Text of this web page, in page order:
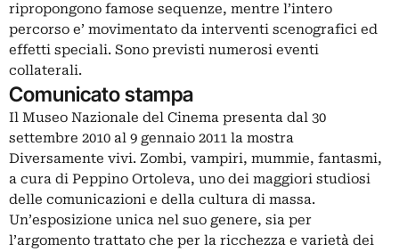
ripropongono famose sequenze, mentre l’intero
percorso e’ movimentato da interventi scenografici ed
effetti speciali. Sono previsti numerosi eventi
collaterali.
Comunicato stampa
Il Museo Nazionale del Cinema presenta dal 30
settembre 2010 al 9 gennaio 2011 la mostra
Diversamente vivi. Zombi, vampiri, mummie, fantasmi,
a cura di Peppino Ortoleva, uno dei maggiori studiosi
delle comunicazioni e della cultura di massa.
Un’esposizione unica nel suo genere, sia per
l’argomento trattato che per la ricchezza e varietà dei